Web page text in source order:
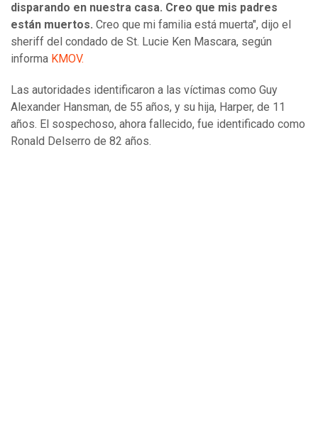
disparando en nuestra casa. Creo que mis padres
están muertos. Creo que mi familia está muerta", dijo el
sheriff del condado de St. Lucie Ken Mascara, según
informa KMOV.
Las autoridades identificaron a las víctimas como Guy
Alexander Hansman, de 55 años, y su hija, Harper, de 11
años. El sospechoso, ahora fallecido, fue identificado como
Ronald Delserro de 82 años.